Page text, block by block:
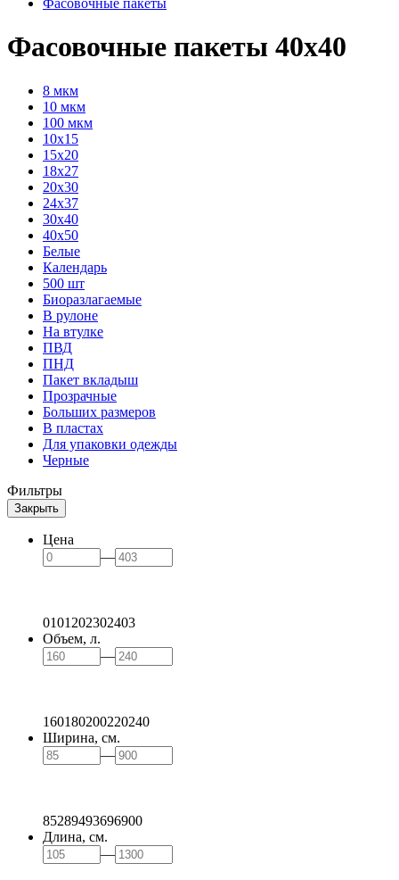
Фасовочные пакеты
Фасовочные пакеты 40x40
8 мкм
10 мкм
100 мкм
10х15
15х20
18х27
20х30
24х37
30х40
40х50
Белые
Календарь
500 шт
Биоразлагаемые
В рулоне
На втулке
ПВД
ПНД
Пакет вкладыш
Прозрачные
Больших размеров
В пластах
Для упаковки одежды
Черные
Фильтры
Закрыть
Цена
—
0101 202302403
Объем, л.
—
160180200220240
Ширина, см.
—
85289493696900
Длина, см.
—